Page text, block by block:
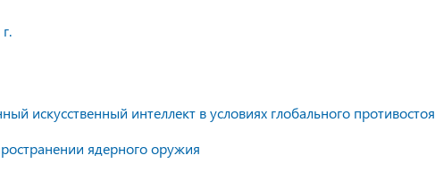
искусственный интеллект в условиях глобального
ядерного оружия